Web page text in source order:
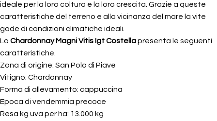
ideale per la loro coltura e la loro crescita. Grazie a queste
caratteristiche del terreno e alla vicinanza del mare la vite
gode di condizioni climatiche ideali.
Lo Chardonnay Magni Vitis Igt Costellapresenta le seguenti
caratteristiche.
Zona di origine: San Polo di Piave
Vitigno: Chardonnay
Forma di allevamento: cappuccina
Epoca di vendemmia precoce
Resa kg uva per ha: 13.000 kg